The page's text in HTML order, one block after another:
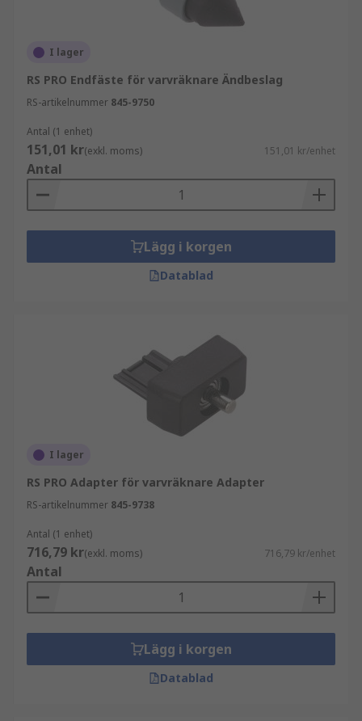
I lager
RS PRO Endfäste för varvräknare Ändbeslag
RS-artikelnummer 845-9750
Antal (1 enhet)
151,01 kr(exkl. moms) 151,01 kr/enhet
Antal
Lägg i korgen
Datablad
I lager
RS PRO Adapter för varvräknare Adapter
RS-artikelnummer 845-9738
Antal (1 enhet)
716,79 kr(exkl. moms) 716,79 kr/enhet
Antal
Lägg i korgen
Datablad